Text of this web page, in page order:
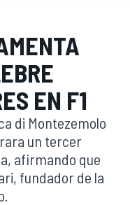
EN F1
di Montezemolo
un tercer
afirmando que
fundador de la